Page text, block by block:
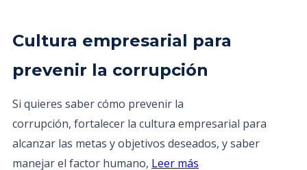
Cultura empresarial para
prevenir la corrupción
Si quieres saber cómo prevenir la
corrupción, fortalecer la cultura empresarial para
alcanzar las metas y objetivos deseados, y saber
manejar el factor humano, Leer más